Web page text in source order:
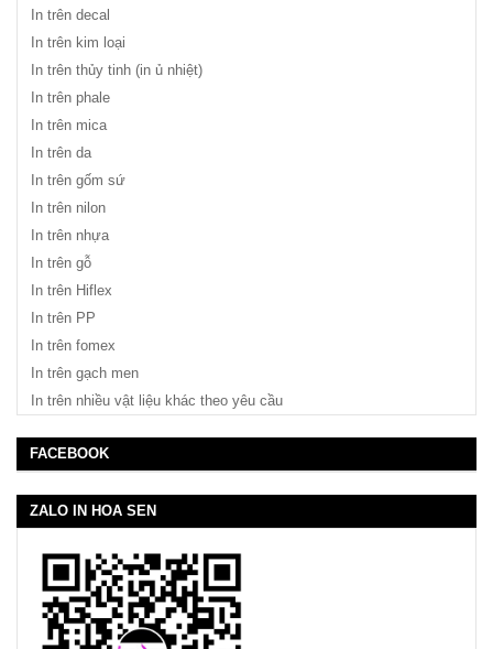
In trên decal
In trên kim loại
In trên thủy tinh (in ủ nhiệt)
In trên phale
In trên mica
In trên da
In trên gốm sứ
In trên nilon
In trên nhựa
In trên gỗ
In trên Hiflex
In trên PP
In trên fomex
In trên gạch men
In trên nhiều vật liệu khác theo yêu cầu
FACEBOOK
ZALO IN HOA SEN